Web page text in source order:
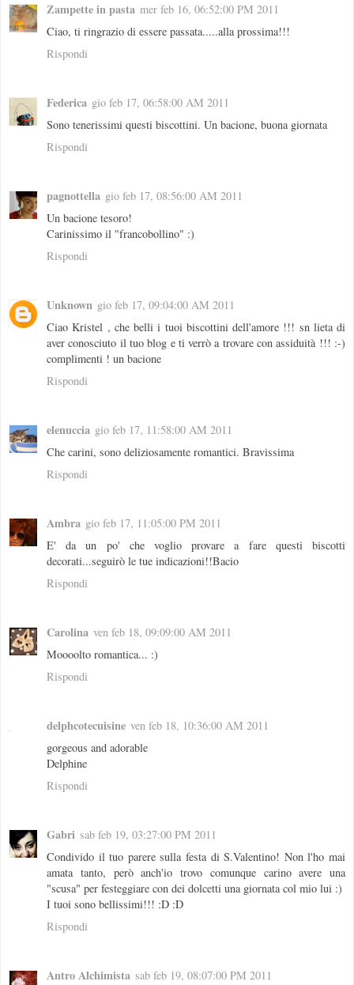
Zampette in pasta mer feb 16, 06:52:00 PM 2011
Ciao, ti ringrazio di essere passata.....alla prossima!!!
Rispondi
Federica gio feb 17, 06:58:00 AM 2011
Sono tenerissimi questi biscottini. Un bacione, buona giornata
Rispondi
pagnottella gio feb 17, 08:56:00 AM 2011
Un bacione tesoro!
Carinissimo il "francobollino" :)
Rispondi
Unknown gio feb 17, 09:04:00 AM 2011
Ciao Kristel , che belli i tuoi biscottini dell'amore !!! sn lieta di
aver conosciuto il tuo blog e ti verrò a trovare con assiduità !!! :-)
complimenti ! un bacione
Rispondi
elenuccia gio feb 17, 11:58:00 AM 2011
Che carini, sono deliziosamente romantici. Bravissima
Rispondi
Ambra gio feb 17, 11:05:00 PM 2011
E' da un po' che voglio provare a fare questi biscotti
decorati...seguirò le tue indicazioni!!Bacio
Rispondi
Carolina ven feb 18, 09:09:00 AM 2011
Moooolto romantica... :)
Rispondi
delphcotecuisine ven feb 18, 10:36:00 AM 2011
gorgeous and adorable
Delphine
Rispondi
Gabri sab feb 19, 03:27:00 PM 2011
Condivido il tuo parere sulla festa di S.Valentino! Non l'ho mai
amata tanto, però anch'io trovo comunque carino avere una
"scusa" per festeggiare con dei dolcetti una giornata col mio lui :)
I tuoi sono bellissimi!!! :D :D
Rispondi
Antro Alchimista sab feb 19, 08:07:00 PM 2011